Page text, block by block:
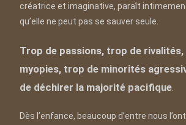
créatrice et imaginative, paraît
qu’elle ne peut pas se sauver seule.
Trop de passions, trop de
myopies, trop de minorités
de déchirer la majorité pacifique
Dès l’enfance, beaucoup d’entre nous